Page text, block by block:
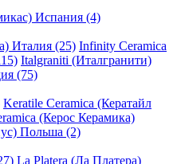
Испания (4)
Италия (25) Infinity Ceramica
Italgraniti (Италгранити)
(75)
Keratile Ceramica (Кератайл
(Керос Керамика)
Польша (2)
La Platera (Ла Платера)